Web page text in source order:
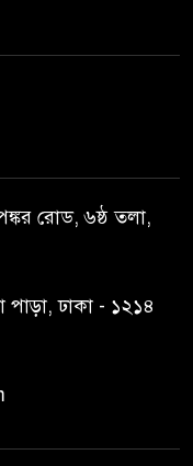
দ্রুত চার্জশিট
ঢাকাসহ ১০ অঞ্চলে
দেখা করে স্বপ্নপূরণ
রোড, ৬ষ্ঠ তলা,
পাড়া, ঢাকা - ১২১৪